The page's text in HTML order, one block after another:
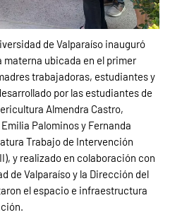
de Valparaíso inauguró
materna ubicada en el primer
trabajadoras, estudiantes y
por las estudiantes de
Almendra Castro,
Palominos y Fernanda
Trabajo de Intervención
y realizado en colaboración con
de Valparaíso y la Dirección del
el espacio e infraestructura